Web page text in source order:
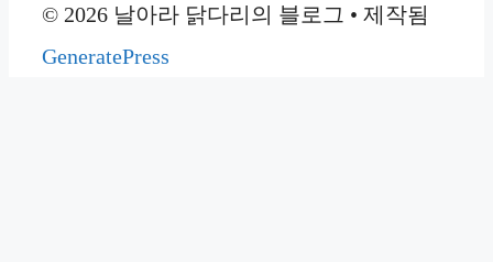
© 2026 날아라 닭다리의 블로그 • 제작됨
GeneratePress